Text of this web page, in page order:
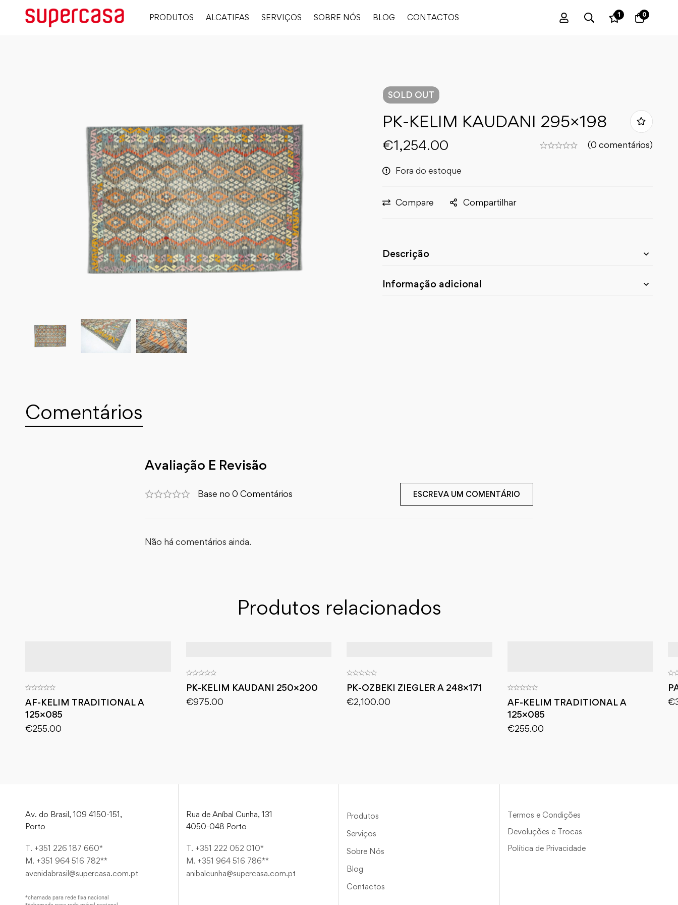
PRODUTOS ALCATIFAS SERVIÇOS SOBRE NÓS BLOG CONTACTOS 1 0
SOLD OUT
PK-KELIM KAUDANI 295×198
€1,254.00 (0 comentários)
Fora do estoque
Compare Compartilhar
Descrição
Informação adicional
Comentários
Avaliação E Revisão
Base no 0 Comentários ESCREVA UM COMENTÁRIO
Não há comentários ainda.
Produtos relacionados
AF-KELIM TRADITIONAL A
125×085
€255.00
PK-KELIM KAUDANI 250×200
€975.00
PK-OZBEKI ZIEGLER A 248×171
€2,100.00
AF-KELIM TRADITIONAL A
125×085
€255.00
€
Av. do Brasil, 109 4150-151,
Porto
T. +351 226 187 660*
M. +351 964 516 782**
avenidabrasil@supercasa.com.pt
*chamada para rede fixa nacional
Rua de Aníbal Cunha, 131
4050-048 Porto
T. +351 222 052 010*
M. +351 964 516 786**
anibalcunha@supercasa.com.pt
Produtos
Serviços
Sobre Nós
Blog
Contactos
Termos e Condições
Devoluções e Trocas
Política de Privacidade